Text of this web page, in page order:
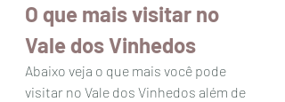
O que mais visitar no
Vale dos Vinhedos
Abaixo veja o que mais você pode
visitar no Vale dos Vinhedos além de